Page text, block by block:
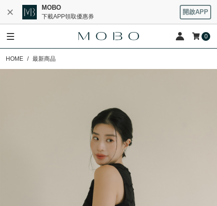
MOBO
下載APP領取優惠券
開啟APP
0
HOME 最新商品